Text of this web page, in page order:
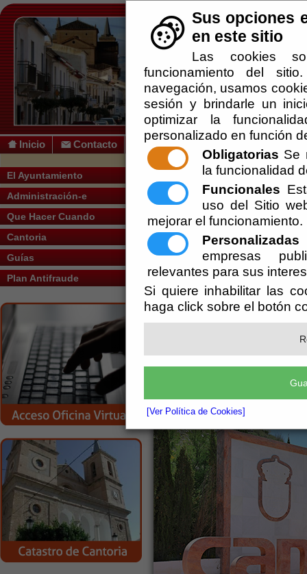
Sus opciones
en este sitio
Las cookies
funcionamiento del
navegación, usamos
sesión y brindarle un
optimizar la
personalizado en función
Obligatorias Se
la funcionalidad
Funcionales
uso del Sitio
mejorar el funcionamiento.
Personalizadas
empresas
relevantes para sus
Si quiere inhabilitar las
haga click sobre el botón
[Ver Política de Cookies]
Inicio Contacto
El Ayuntamiento
Administración-e
Que Hacer Cuando
Cantoria
Guías
Plan Antifraude